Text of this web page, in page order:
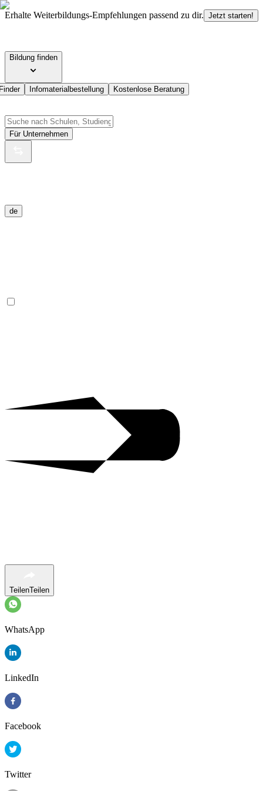
Erhalte Weiterbildungs-Empfehlungen passend zu dir. Jetzt starten!
Bildung finden
Infomaterialbestellung Kostenlose Beratung
Für Unternehmen
de
TeilenTeilen
WhatsApp
LinkedIn
Facebook
Twitter